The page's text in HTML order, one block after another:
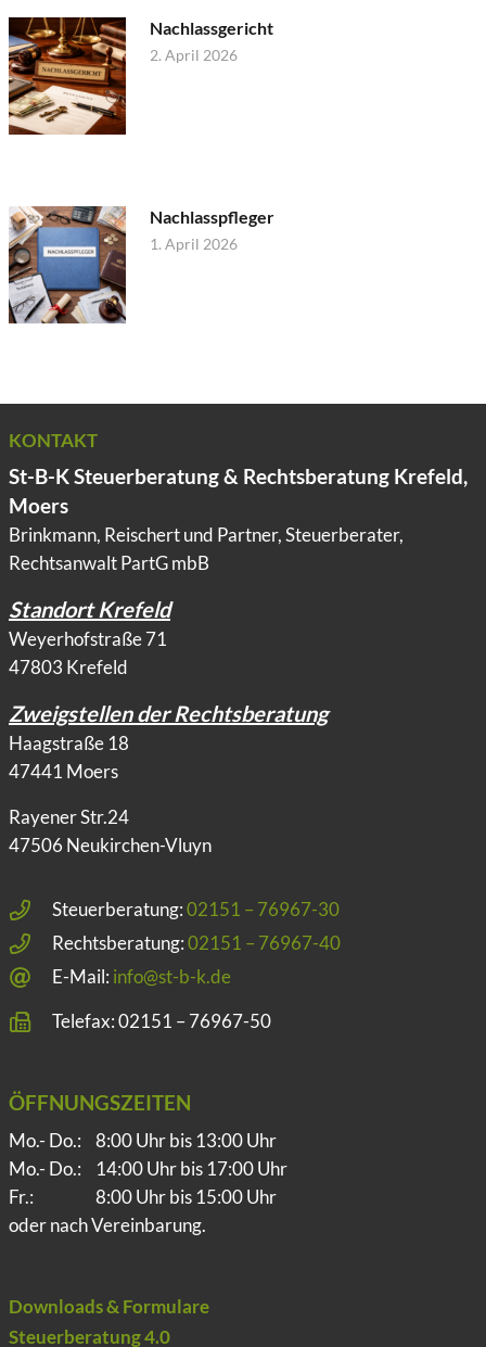
Nachlassgericht
2. April 2026
Nachlasspfleger
1. April 2026
KONTAKT
St-B-K Steuerberatung & Rechtsberatung Krefeld,
Moers
Brinkmann, Reischert und Partner, Steuerberater,
Rechtsanwalt PartG mbB
Standort Krefeld
Weyerhofstraße 71
47803 Krefeld
Zweigstellen der Rechtsberatung
Haagstraße 18
47441 Moers
Rayener Str.24
47506 Neukirchen-Vluyn
Steuerberatung:02151 – 76967-30
Rechtsberatung:02151 – 76967-40
E-Mail: info@st-b-k.de
Telefax: 02151 – 76967-50
ÖFFNUNGSZEITEN
Mo.- Do.:
8:00 Uhr bis 13:00 Uhr
Mo.- Do.:
14:00 Uhr bis 17:00 Uhr
Fr.:
8:00 Uhr bis 15:00 Uhr
oder nach Vereinbarung.
Downloads & Formulare
Steuerberatung 4.0